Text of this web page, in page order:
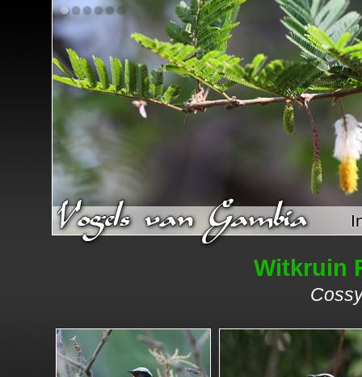
Witkruin